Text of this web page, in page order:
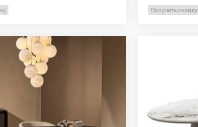
Получить скидку